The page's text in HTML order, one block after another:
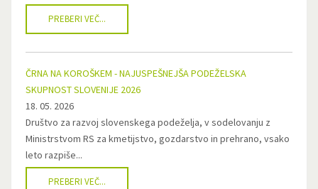
PREBERI VEČ...
ČRNA NA KOROŠKEM - NAJUSPEŠNEJŠA PODEŽELSKA
SKUPNOST SLOVENIJE 2026
18. 05. 2026
Društvo za razvoj slovenskega podeželja, v sodelovanju z
Ministrstvom RS za kmetijstvo, gozdarstvo in prehrano, vsako
leto razpiše...
PREBERI VEČ...